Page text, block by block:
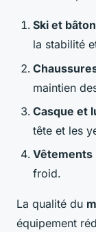
Ski et
la stabilité
maintien
Casque et
tête et les
Vêtements
froid.
La qualité du
équipement